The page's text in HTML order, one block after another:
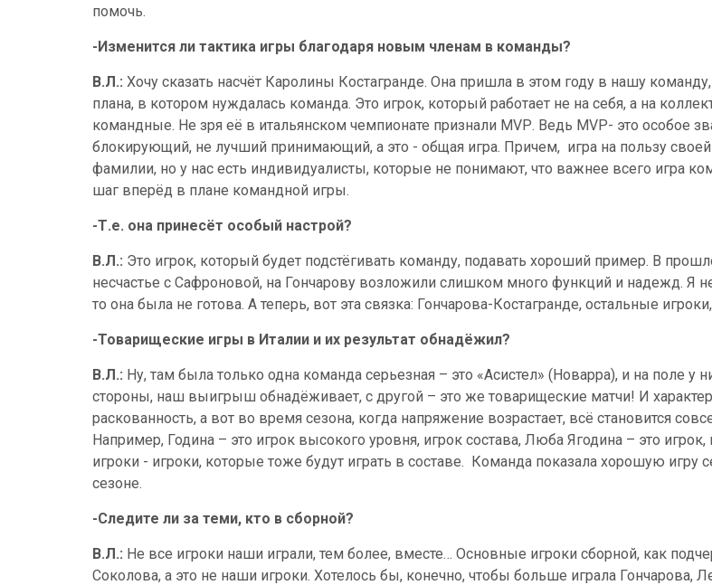
помочь.
-Изменится ли тактика игры благодаря новым членам в команды?
В.Л.: Хочу сказать насчёт Каролины Костагранде. Она пришла в этом году в нашу
плана, в котором нуждалась команда. Это игрок, который работает не на себя, а на
командные. Не зря её в итальянском чемпионате признали MVP. Ведь MVP- это особое
блокирующий, не лучший принимающий, а это - общая игра. Причем, игра на пользу
фамилии, но у нас есть индивидуалисты, которые не понимают, что важнее всего игра
шаг вперёд в плане командной игры.
-Т.е. она принесёт особый настрой?
В.Л.: Это игрок, который будет подстёгивать команду, подавать хороший пример. В
несчастье с Сафроновой, на Гончарову возложили слишком много функций и надежд. Я
то она была не готова. А теперь, вот эта связка: Гончарова-Костагранде, остальные
-Товарищеские игры в Италии и их результат обнадёжил?
В.Л.: Ну, там была только одна команда серьезная – это «Асистел» (Новарра), и на поле у
стороны, наш выигрыш обнадёживает, с другой – это же товарищеские матчи! И
раскованность, а вот во время сезона, когда напряжение возрастает, всё становится
Например, Година – это игрок высокого уровня, игрок состава, Люба Ягодина – это
игроки - игроки, которые тоже будут играть в составе. Команда показала хорошую игру
сезоне.
-Следите ли за теми, кто в сборной?
В.Л.: Не все игроки наши играли, тем более, вместе… Основные игроки сборной, как
Соколова, а это не наши игроки. Хотелось бы, конечно, чтобы больше играла